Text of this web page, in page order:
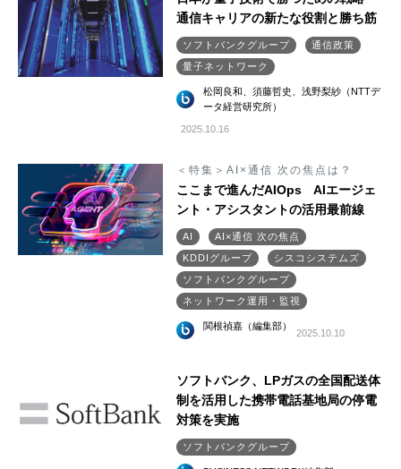
通信キャリアの新たな役割と勝ち筋
ソフトバンクグループ
通信政策
量子ネットワーク
松岡良和、須藤哲史、浅野梨紗（NTTデ
ータ経営研究所）
2025.10.16
＜特集＞AI×通信 次の焦点は？
ここまで進んだAIOps AIエージェ
ント・アシスタントの活用最前線
AI
AI×通信 次の焦点
KDDIグループ
シスコシステムズ
ソフトバンクグループ
ネットワーク運用・監視
関根禎嘉（編集部）
2025.10.10
ソフトバンク、LPガスの全国配送体
制を活用した携帯電話基地局の停電
対策を実施
ソフトバンクグループ